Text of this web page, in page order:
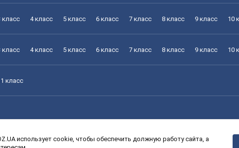
класс 4 класс 5 класс 6 класс 7 класс 8 класс 9 класс 10
класс 4 класс 5 класс 6 класс 7 класс 8 класс 9 класс 10
класс
класс 4 класс 5 класс 6 класс 7 класс 8 класс 9 класс 10
использует cookie, чтобы обеспечить должную работу сайта, а